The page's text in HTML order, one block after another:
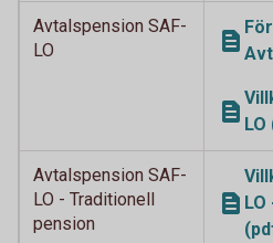
Avtalspension SAF-
LO
Avtalspension SAF-
LO - Traditionell
pension